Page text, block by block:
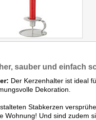
sauber und einfach
Der Kerzenhalter ist ideal
Dekoration.
Stabkerzen
Und sind zudem